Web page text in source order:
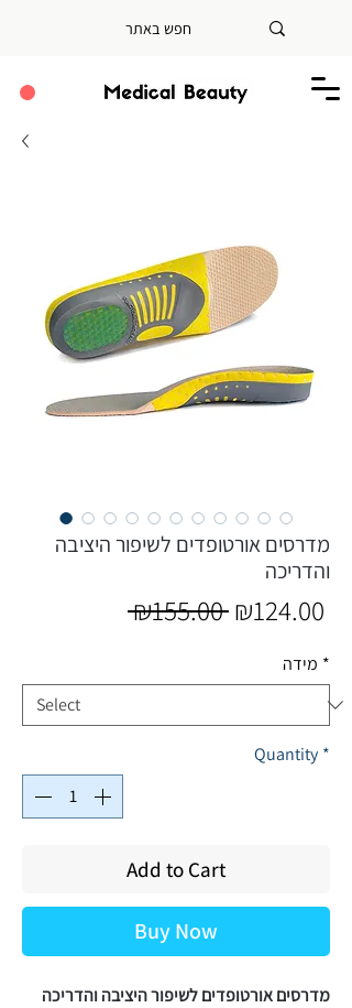
מדרסים אורטופדים לשיפור היציבה
והדריכה
₪155.00 Regular
₪124.00
מידה *
Quantity *
Add to Cart
Buy Now
מדרסים אורטופדים לשיפור היציבה והדריכה